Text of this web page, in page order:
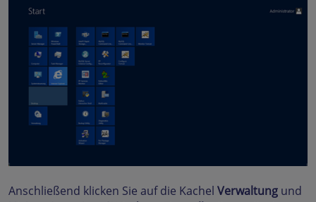
Anschließend klicken Sie auf die Kachel Verwaltung und